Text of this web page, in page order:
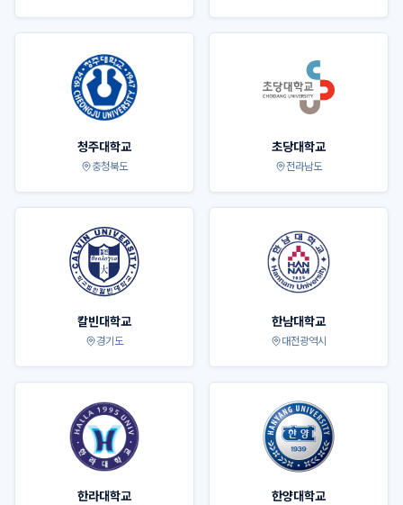
청주대학교
충청북도
초당대학교
전라남도
칼빈대학교
경기도
한남대학교
대전광역시
한라대학교 한양대학교